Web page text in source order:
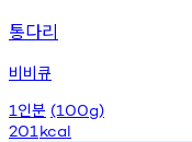
통다리
비비큐
1 인분 (100g)
201 kcal